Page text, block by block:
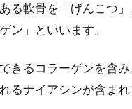
る軟骨を「げんこつ
ン」といいます。
きるコラーゲンを含
るナイアシンが含まれ